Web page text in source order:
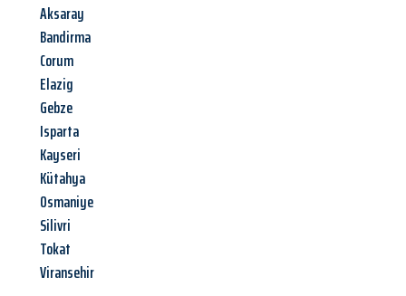
Aksaray
Bandirma
Corum
Elazig
Gebze
Isparta
Kayseri
Kütahya
Osmaniye
Silivri
Tokat
Viransehir